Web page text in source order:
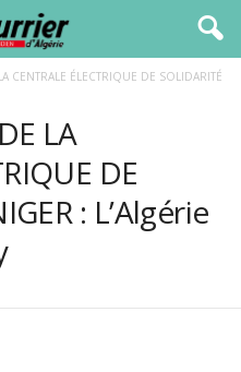
CENTRALE ÉLECTRIQUE DE SOLIDARITÉ
LA
DE
: L’Algérie